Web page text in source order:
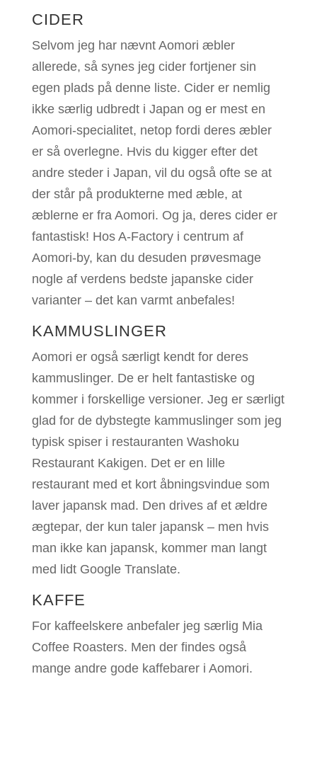
CIDER
Selvom jeg har nævnt Aomori æbler
allerede, så synes jeg cider fortjener sin
egen plads på denne liste. Cider er nemlig
ikke særlig udbredt i Japan og er mest en
Aomori-specialitet, netop fordi deres æbler
er så overlegne. Hvis du kigger efter det
andre steder i Japan, vil du også ofte se at
der står på produkterne med æble, at
æblerne er fra Aomori. Og ja, deres cider er
fantastisk! Hos A-Factory i centrum af
Aomori-by, kan du desuden prøvesmage
nogle af verdens bedste japanske cider
varianter – det kan varmt anbefales!
KAMMUSLINGER
Aomori er også særligt kendt for deres
kammuslinger. De er helt fantastiske og
kommer i forskellige versioner. Jeg er særligt
glad for de dybstegte kammuslinger som jeg
typisk spiser i restauranten Washoku
Restaurant Kakigen. Det er en lille
restaurant med et kort åbningsvindue som
laver japansk mad. Den drives af et ældre
ægtepar, der kun taler japansk – men hvis
man ikke kan japansk, kommer man langt
med lidt Google Translate.
KAFFE
For kaffeelskere anbefaler jeg særlig Mia
Coffee Roasters. Men der findes også
mange andre gode kaffebarer i Aomori.